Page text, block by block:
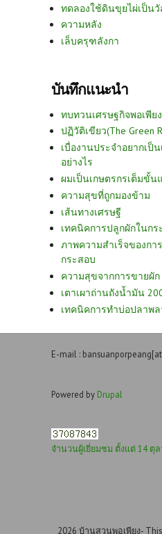
ทดลองใช้ดินขุยไผ่เป็น
ความหลัง
เล็บครุฑลังกา
บันทึกแนะนำ
ทบทวนเศรษฐกิจพอเพียง
ปฏิวัติเขียว(The Green
เบื่องานประจำอยากเป็
อย่างไร
ผมเป็นเกษตรกรเต็มขั้น
ความสุขที่ถูกมองข้าม
เส้นทางเศรษฐี
เทคนิคการปลูกผักในกร
ภาพความสำเร็จของกา
กระสอบ
ความสุขจากการขายผัก
เตาเผาถ่านถังน้ำมัน
เทคนิคการทำบ่อปลาพ
E-mail :
Powered by Drupal
จำนวนผู้เยี่ยมชม ตั้งแต่ 14 ตุล
2026 บ้านสวนพอเพียง-